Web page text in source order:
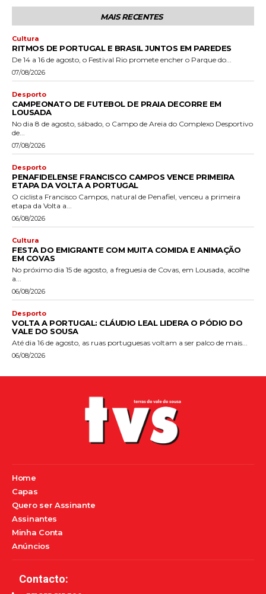
MAIS RECENTES
Cultura
RITMOS DE PORTUGAL E BRASIL JUNTOS EM PAREDES
De 14 a 16 de agosto, o Festival Rio promete encher o Parque do...
07/08/2026
Desporto
CAMPEONATO DE FUTEBOL DE PRAIA DECORRE EM
LOUSADA
No dia 8 de agosto, sábado, o Campo de Areia do Complexo Desportivo
de...
07/08/2026
Desporto
PENAFIDELENSE FRANCISCO CAMPOS VENCE PRIMEIRA
ETAPA DA VOLTA A PORTUGAL
O ciclista Francisco Campos, natural de Penafiel, venceu a primeira
etapa da Volta a...
06/08/2026
Cultura
FESTA DO EMIGRANTE COM MUITA COMIDA E ANIMAÇÃO
EM COVAS
No próximo dia 15 de agosto, a freguesia de Covas, em Lousada, acolhe
a...
06/08/2026
Desporto
VOLTA A PORTUGAL: CLÁUDIO LEAL LIDERA O PÓDIO DO
VALE DO SOUSA
Até dia 16 de agosto, as ruas portuguesas voltam a ser palco de mais...
06/08/2026
Home
Capas
Quero ser Assinante
Assinantes
Minha Conta
Anúncios
Contacto: